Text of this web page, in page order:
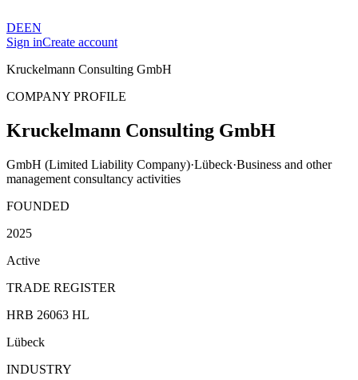
DEEN
Sign inCreate account
Kruckelmann Consulting GmbH
COMPANY PROFILE
Kruckelmann Consulting GmbH
GmbH (Limited Liability Company)·Lübeck·Business and other
management consultancy activities
FOUNDED
2025
Active
TRADE REGISTER
HRB 26063 HL
Lübeck
INDUSTRY